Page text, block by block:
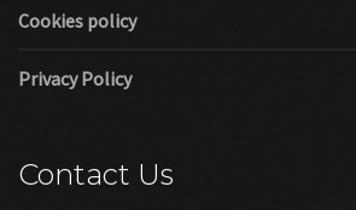
Cookies policy
Privacy Policy
Contact Us